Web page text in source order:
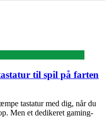
til spil på farten
tastatur med dig, når du
Men et dedikeret gaming-